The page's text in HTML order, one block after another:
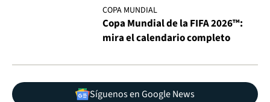
COPA MUNDIAL
Copa Mundial de la FIFA 2026™:
mira el calendario completo
Síguenos en Google News